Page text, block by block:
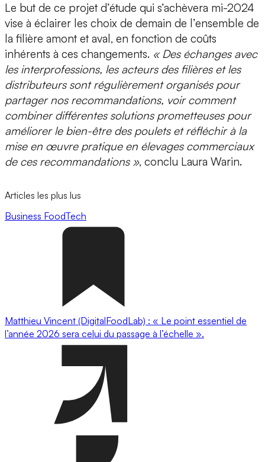
Le but de ce projet d’étude qui s’achèvera mi-2024
vise à éclairer les choix de demain de l’ensemble de
la filière amont et aval, en fonction de coûts
inhérents à ces changements. « Des échanges avec
les interprofessions, les acteurs des filières et les
distributeurs sont régulièrement organisés pour
partager nos recommandations, voir comment
combiner différentes solutions prometteuses pour
améliorer le bien-être des poulets et réfléchir à la
mise en œuvre pratique en élevages commerciaux
de ces recommandations », conclu Laura Warin.
Articles les plus lus
Business FoodTech
Matthieu Vincent (DigitalFoodLab) : « Le point essentiel de
l’année 2026 sera celui du passage à l’échelle ».